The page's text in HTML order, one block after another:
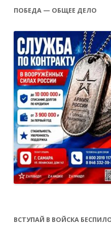
ПОБЕДА — ОБЩЕЕ ДЕЛО
ВСТУПАЙ В ВОЙСКА